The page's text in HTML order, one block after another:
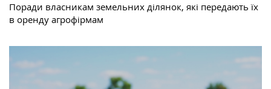
Поради власникам земельних ділянок, які передають їх
в оренду агрофірмам